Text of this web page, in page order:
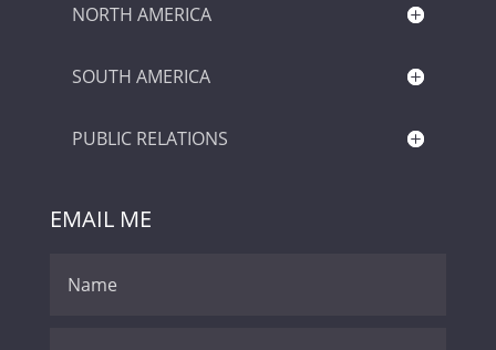
NORTH AMERICA
SOUTH AMERICA
PUBLIC RELATIONS
EMAIL ME